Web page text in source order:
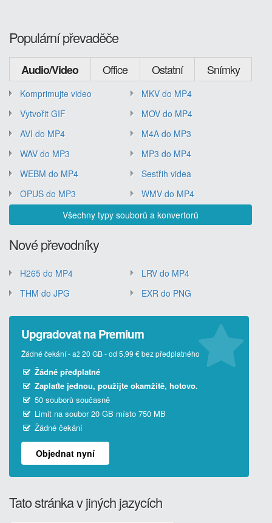
Populární převaděče
Audio/Video Office Ostatní Snímky
Komprimujte video
MKV do MP4
Vytvořit GIF
MOV do MP4
AVI do MP4
M4A do MP3
WAV do MP3
MP3 do MP4
WEBM do MP4
Sestřih videa
OPUS do MP3
WMV do MP4
Všechny typy souborů a konvertorů
Nové převodníky
H265 do MP4
LRV do MP4
THM do JPG
EXR do PNG
Upgradovat na Premium
Žádné čekání - až 20 GB - od 5,99 € bez předplatného
Žádné předplatné
Zaplaťte jednou, použijte okamžitě, hotovo.
50 souborů současně
Limit na soubor 20 GB místo 750 MB
Žádné čekání
Objednat nyní
Tato stránka v jiných jazycích